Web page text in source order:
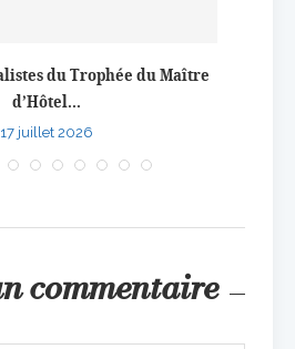
du Trophée du Maître
d’Hôtel...
17 juillet 2026
commentaire